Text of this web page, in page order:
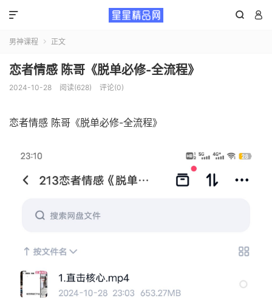
 

男神课程  正文
恋者情感 陈哥《脱单必修-全流程》
2024-10-28 阅读(628) 评论(0)
恋者情感 陈哥《脱单必修-全流程》